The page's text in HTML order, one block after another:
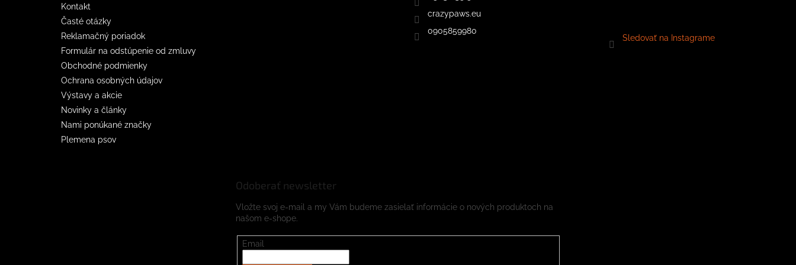
Kontakt
Časté otázky
Reklamačný poriadok
Formulár na odstúpenie od zmluvy
Obchodné podmienky
Ochrana osobných údajov
Výstavy a akcie
Novinky a články
Nami ponúkané značky
Plemena psov
crazypaws.eu
0905859980
Sledovať na Instagrame
Odoberať newsletter
Vložte svoj e-mail a my Vám budeme zasielať informácie o nových produktoch na
našom e-shope.
Email